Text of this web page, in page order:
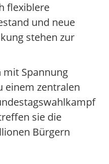
flexiblere
und neue
stehen zur
mit Spannung
einem zentralen
sie die
Bürgern